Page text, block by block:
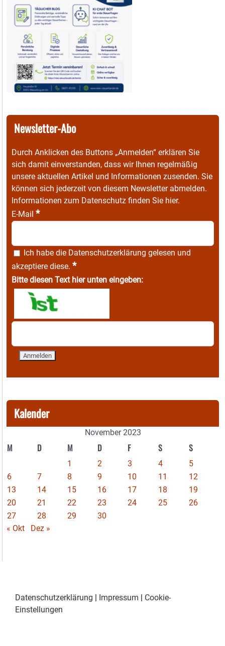
Newsletter-Abo
Durch Anklicken des Buttons „Anmelden“ erklären Sie
sich damit einverstanden, dass wir Ihnen regelmäßig
unsere aktuellen Artikel und Informationen zusenden. Sie
können sich jederzeit von diesem Newsletter abmelden.
Informationen zum Datenschutz finden Sie hier.
E-Mail *
Ich habe die Datenschutzerklärung gelesen und
akzeptiere diese. *
Bitte diesen Text hier unten eingeben:
Kalender
November 2023
M D M D F S S
1 2 3 4
5
6
7 8 9 10 11
12
13
14 15 16 17 18
19
20
21 22 23 24 25
26
27
28 29
30
« Okt
Dez »
Datenschutzerklärung | Impressum | Cookie-
Einstellungen